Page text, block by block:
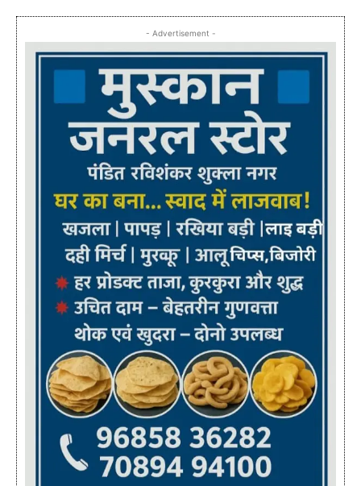
- Advertisement -